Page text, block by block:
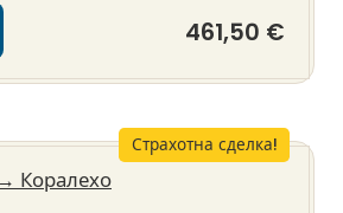
461,50 €
Страхотна сделка!
→ Коралехо